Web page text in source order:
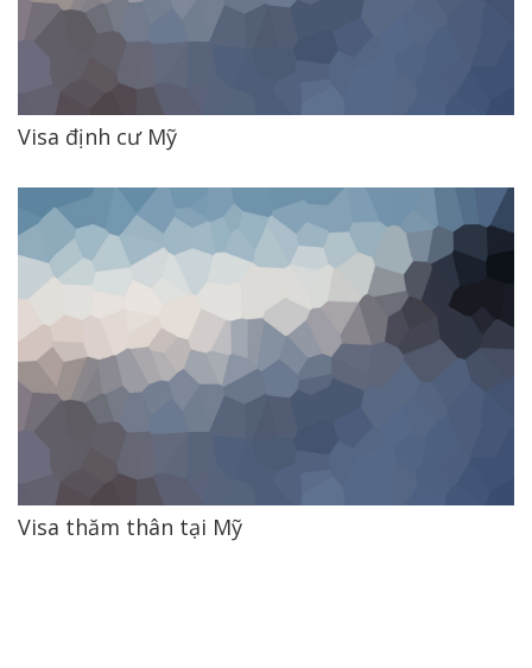
Visa định cư Mỹ
Visa thăm thân tại Mỹ